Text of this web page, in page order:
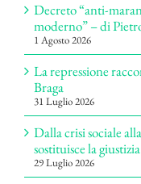
Decreto “anti-
moderno” – di
1 Agosto 2026
La repressione
Braga
31 Luglio 2026
Dalla crisi sociale
sostituisce la
29 Luglio 2026